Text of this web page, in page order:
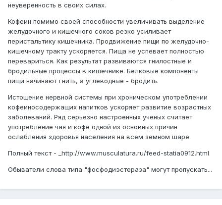
неуверенность в своих силах.
Кофеин помимо своей способности увеличивать выделение
желудочного и кишечного соков резко усиливает
перистальтику кишечника. Продвижение пищи по желудочно-
кишечному тракту ускоряется. Пища не успевает полностью
перевариться. Как результат развиваются гнилостные и
бродильные процессы в кишечнике. Белковые компоненты
пищи начинают гнить, а углеводные - бродить.
Истощение нервной системы при хроническом употреблении
кофеиносодержащих напитков ускоряет развитие возрастных
заболеваний. Ряд серьезно настроенных ученых считает
употребление чая и кофе одной из основных причин
ослабления здоровья населения на всем земном шаре.
Полный текст - _http://www.musculatura.ru/feed-statia0912.html
Обыватели слова типа "фосфодиэстераза" могут пропускать...